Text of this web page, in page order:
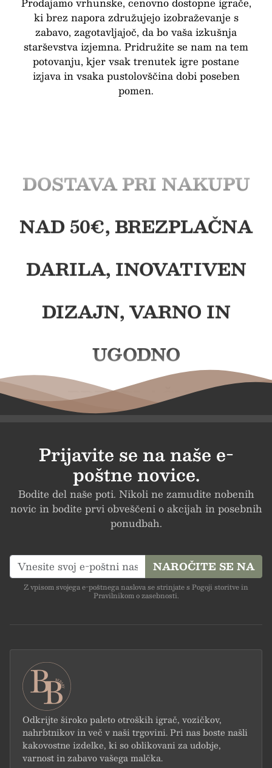
DOSTAVA PRI NAKUPU
NAD 50€, BREZPLAČNA
DARILA, INOVATIVEN
DIZAJN, VARNO IN
UGODNO
BREZPLAČNA
NAD 50€, BREZPLAČNA
DARILA, INOVATIVEN
DIZAJN, VARNO IN
UGODNO
BREZPLAČNA
DOSTAVA PRI NAKUPU
NAD 50€, BREZPLAČNA
ki brez napora združujejo izobraževanje s
zabavo, zagotavljajoč, da bo vaša izkušnja
starševstva izjemna. Pridružite se nam na tem
potovanju, kjer vsak trenutek igre postane
izjava in vsaka pustolovščina dobi poseben
pomen.
Prijavite se na naše e-
poštne novice.
Bodite del naše poti. Nikoli ne zamudite nobenih
novic in bodite prvi obveščeni o akcijah in posebnih
ponudbah.
NAROČITE SE NA
Z vpisom svojega e-poštnega naslova se strinjate s Pogoji storitve in
Pravilnikom o zasebnosti.
Odkrijte široko paleto otroških igrač, vozičkov,
nahrbtnikov in več v naši trgovini. Pri nas boste našli
kakovostne izdelke, ki so oblikovani za udobje,
varnost in zabavo vašega malčka.